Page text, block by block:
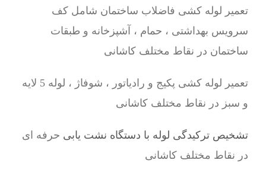
تعمیر لوله کشی فاضلاب ساختمان شامل کف
سرویس بهداشتی ، حمام ، آشپزخانه و طبقات
ساختمان در نقاط مختلف کاشانی
تعمیر لوله کشی پکیج و رادیاتور ، شوفاژ ، لوله 5 لایه
و سبز در نقاط مختلف کاشانی
تشخیص ترکیدگی لوله با دستگاه نشت یابی حرفه ای
در نقاط مختلف کاشانی